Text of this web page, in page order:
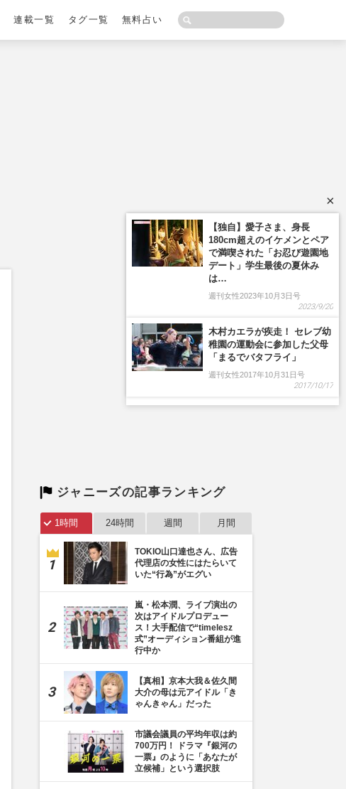
連載一覧 タグ一覧 無料占い
ジャニーズの記事ランキング
1時間 24時間 週間 月間
TOKIO山口達也さん、広告
代理店の女性にはたらいて
いた“行為”がエグい
嵐・松本潤、ライブ演出の
次はアイドルプロデュー
ス！大手配信で“timelesz
式”オーディション番組が進
行中か
【真相】京本大我＆佐久間
大介の母は元アイドル「き
ゃんきゃん」だった
市議会議員の平均年収は約
700万円！ ドラマ『銀河の
一票』のように「あなたが
立候補」という選択肢
×